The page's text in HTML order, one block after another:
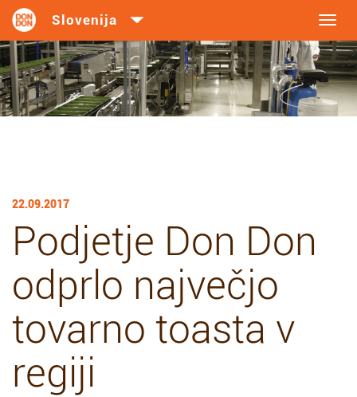
22.09.2017
Podjetje Don Don
odprlo največjo
tovarno toasta v
regiji